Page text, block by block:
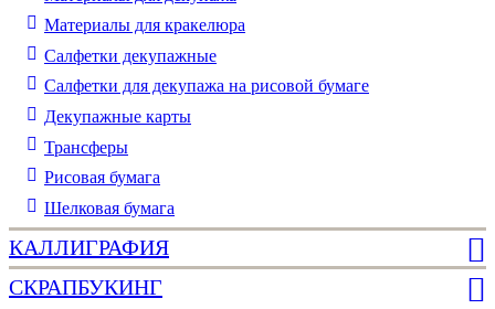
Материалы для кракелюра
Cалфетки декупажные
Салфетки для декупажа на рисовой бумаге
Декупажные карты
Трансферы
Рисовая бумага
Шелковая бумага
КАЛЛИГРАФИЯ
СКРАПБУКИНГ